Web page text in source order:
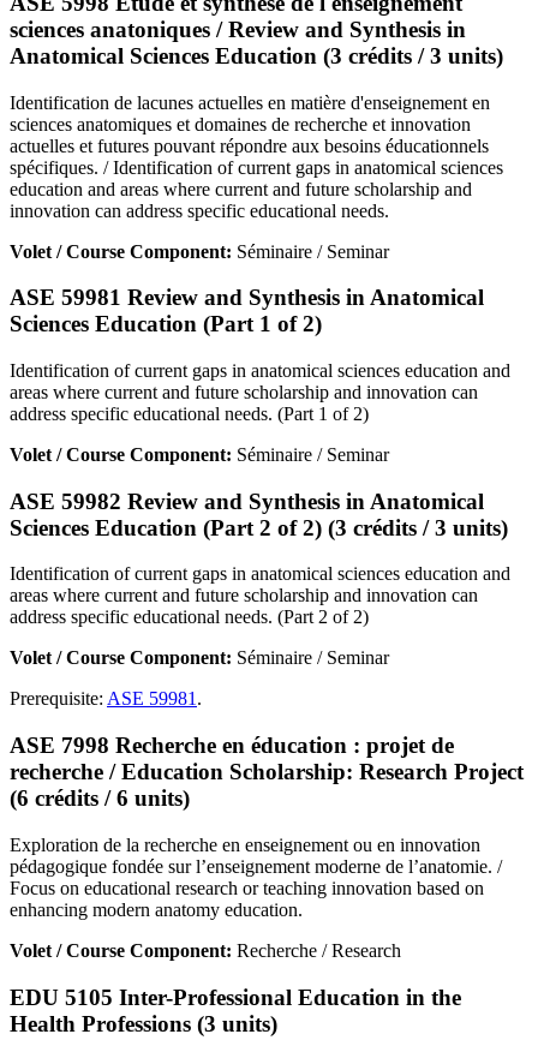
sciences anatoniques / Review and Synthesis in
Anatomical Sciences Education (3 crédits / 3 units)
Identification de lacunes actuelles en matière d'enseignement en
sciences anatomiques et domaines de recherche et innovation
actuelles et futures pouvant répondre aux besoins éducationnels
spécifiques. / Identification of current gaps in anatomical sciences
education and areas where current and future scholarship and
innovation can address specific educational needs.
Volet / Course Component: Séminaire / Seminar
ASE 59981 Review and Synthesis in Anatomical
Sciences Education (Part 1 of 2)
Identification of current gaps in anatomical sciences education and
areas where current and future scholarship and innovation can
address specific educational needs. (Part 1 of 2)
Volet / Course Component: Séminaire / Seminar
ASE 59982 Review and Synthesis in Anatomical
Sciences Education (Part 2 of 2) (3 crédits / 3 units)
Identification of current gaps in anatomical sciences education and
areas where current and future scholarship and innovation can
address specific educational needs. (Part 2 of 2)
Volet / Course Component: Séminaire / Seminar
Prerequisite: ASE 59981 .
ASE 7998 Recherche en éducation : projet de
recherche / Education Scholarship: Research Project
(6 crédits / 6 units)
Exploration de la recherche en enseignement ou en innovation
pédagogique fondée sur l’enseignement moderne de l’anatomie. /
Focus on educational research or teaching innovation based on
enhancing modern anatomy education.
Volet / Course Component: Recherche / Research
EDU 5105 Inter-Professional Education in the
Health Professions (3 units)